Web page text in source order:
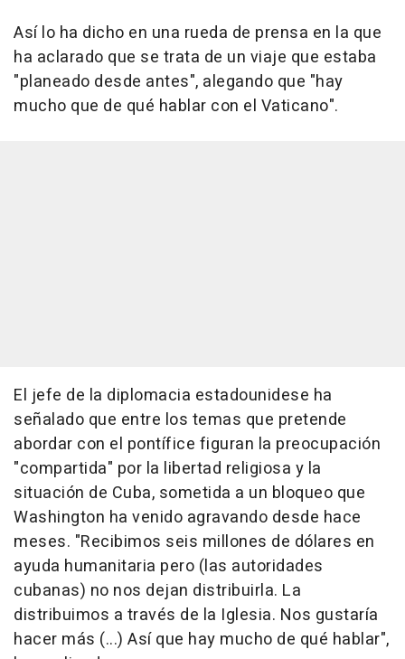
Así lo ha dicho en una rueda de prensa en la que
ha aclarado que se trata de un viaje que estaba
"planeado desde antes", alegando que "hay
mucho que de qué hablar con el Vaticano".
El jefe de la diplomacia estadounidese ha
señalado que entre los temas que pretende
abordar con el pontífice figuran la preocupación
"compartida" por la libertad religiosa y la
situación de Cuba, sometida a un bloqueo que
Washington ha venido agravando desde hace
meses. "Recibimos seis millones de dólares en
ayuda humanitaria pero (las autoridades
cubanas) no nos dejan distribuirla. La
distribuimos a través de la Iglesia. Nos gustaría
hacer más (...) Así que hay mucho de qué hablar",